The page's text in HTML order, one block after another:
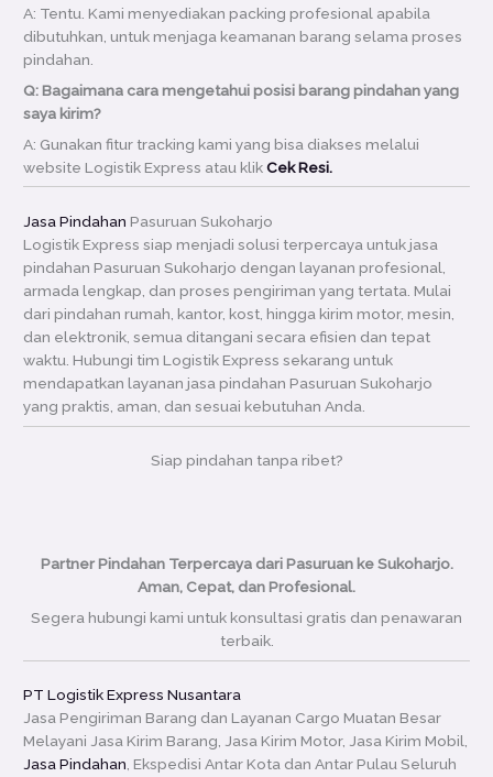
A: Tentu. Kami menyediakan packing profesional apabila
dibutuhkan, untuk menjaga keamanan barang selama proses
pindahan.
Q: Bagaimana cara mengetahui posisi barang pindahan yang
saya kirim?
A: Gunakan fitur tracking kami yang bisa diakses melalui
website Logistik Express atau klikCek Resi.
Jasa Pindahan Pasuruan Sukoharjo
Logistik Express siap menjadi solusi terpercaya untuk jasa
pindahan Pasuruan Sukoharjo dengan layanan profesional,
armada lengkap, dan proses pengiriman yang tertata. Mulai
dari pindahan rumah, kantor, kost, hingga kirim motor, mesin,
dan elektronik, semua ditangani secara efisien dan tepat
waktu. Hubungi tim Logistik Express sekarang untuk
mendapatkan layanan jasa pindahan Pasuruan Sukoharjo
yang praktis, aman, dan sesuai kebutuhan Anda.
Siap pindahan tanpa ribet?
Partner Pindahan Terpercaya dari Pasuruan ke Sukoharjo.
Aman, Cepat, dan Profesional.
Segera hubungi kami untuk konsultasi gratis dan penawaran
terbaik.
PT Logistik Express Nusantara
Jasa Pengiriman Barang dan Layanan Cargo Muatan Besar
Melayani Jasa Kirim Barang, Jasa Kirim Motor, Jasa Kirim Mobil,
Jasa Pindahan, Ekspedisi Antar Kota dan Antar Pulau Seluruh